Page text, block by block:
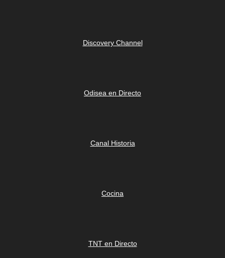
Discovery Channel
Odisea en Directo
Canal Historia
Cocina
TNT en Directo